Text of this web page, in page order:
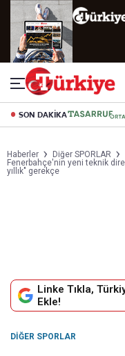
SON DAKİKA
Haberler
Diğer SPORLAR
Fenerbahçe'nin yeni teknik
yıllık" gerekçe
Linke Tıkla,
Ekle!
DIĞER SPORLAR